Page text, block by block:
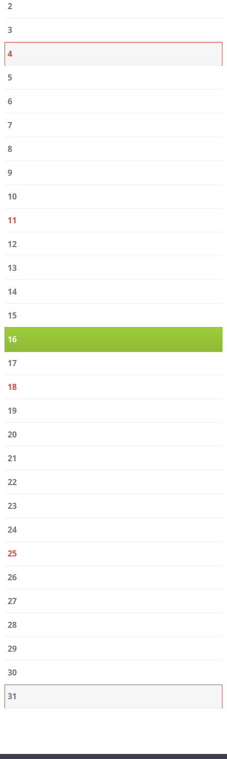
2
3
4
5
6
7
8
9
10
11
12
13
14
15
16
17
18
19
20
21
22
23
24
25
26
27
28
29
30
31